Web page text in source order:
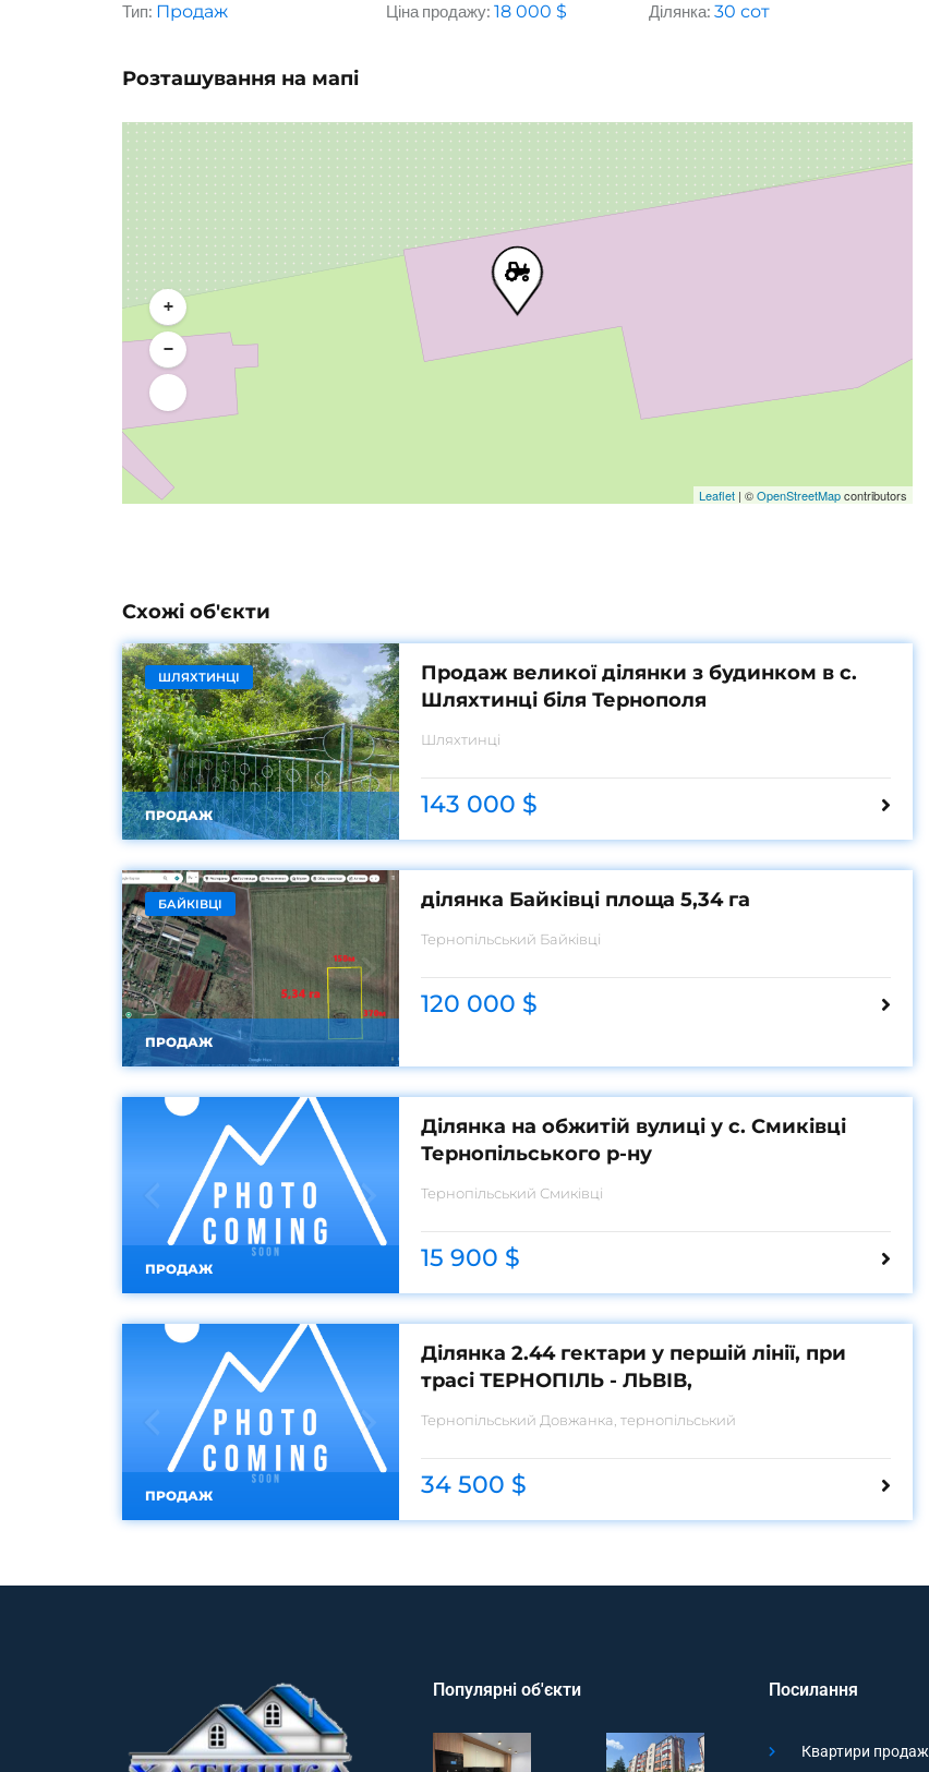
Тип: Продаж Ціна продажу: 18 000 $ Ділянка: 30сот
Розташування на мапі
+
−
Leaflet | ©OpenStreetMapcontributors
Схожі об'єкти
ШЛЯХТИНЦІ
ПРОДАЖ
Продаж великої ділянки з будинком в с.
Шляхтинці біля Тернополя
Шляхтинці
143 000 $
БАЙКІВЦІ
ПРОДАЖ
ділянка Байківці площа 5,34 га
Тернопільський Байківці
120 000 $
ПРОДАЖ
Ділянка на обжитій вулиці у с. Смиківці
Тернопільського р-ну
Тернопільський Смиківці
15 900 $
ПРОДАЖ
Ділянка 2.44 гектари у першій лінії, при
трасі ТЕРНОПІЛЬ - ЛЬВІВ,
Тернопільський Довжанка, тернопільський
34 500 $
Популярні об'єкти Посилання
Квартири продаж